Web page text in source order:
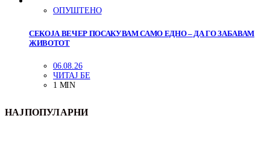
ОПУШТЕНО
СЕКОЈА ВЕЧЕР ПОСАКУВАМ САМО ЕДНО – ДА ГО ЗАБАВАМ
ЖИВОТОТ
06.08.26
ЧИТАЈ БЕ
1 MIN
НАЈПОПУЛАРНИ